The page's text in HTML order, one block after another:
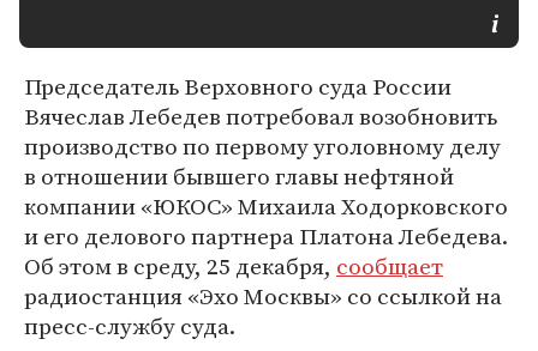
Председатель Верховного суда России
Вячеслав Лебедев потребовал возобновить
производство по первому уголовному делу
в отношении бывшего главы нефтяной
компании «ЮКОС» Михаила Ходорковского
и его делового партнера Платона Лебедева.
Об этом в среду, 25 декабря, сообщает
радиостанция «Эхо Москвы» со ссылкой на
пресс-службу суда.